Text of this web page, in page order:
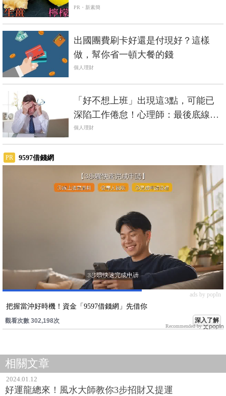
PR・新素簡
出國團費刷卡好還是付現好？這樣
做，幫你省一頓大餐的錢
個人理財
「好不想上班」出現這3點，可能已
深陷工作倦怠！心理師：最後底線，
別讓工作進臥室
個人理財
PR 9597借錢網
ads by popIn
把握當沖好時機！資金「9597借錢網」先借你
觀看次數 302,198次 深入了解
Recommended by
相關文章
2024.01.12
好運龍總來！風水大師教你3步招財又提運